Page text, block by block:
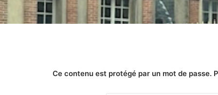
Ce contenu est protégé par un mot de passe.